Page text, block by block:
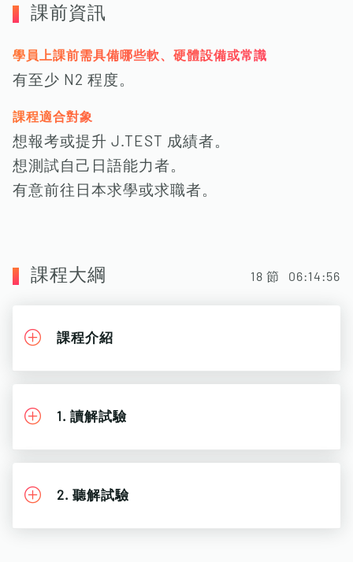
課前資訊
學員上課前需具備哪些軟、硬體設備或常識
有至少 N2 程度。
課程適合對象
想報考或提升 J.TEST 成績者。
想測試自己日語能力者。
有意前往日本求學或求職者。
課程大綱 18 節 06:14:56
課程介紹
1. 讀解試驗
2. 聽解試驗